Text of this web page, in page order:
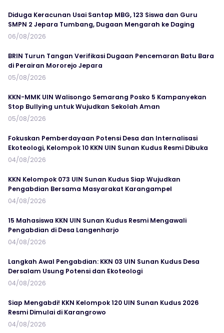
Diduga Keracunan Usai Santap MBG, 123 Siswa dan Guru
SMPN 2 Jepara Tumbang, Dugaan Mengarah ke Daging
06/08/2026
BRIN Turun Tangan Verifikasi Dugaan Pencemaran Batu Bara
di Perairan Mororejo Jepara
05/08/2026
KKN-MMK UIN Walisongo Semarang Posko 5 Kampanyekan
Stop Bullying untuk Wujudkan Sekolah Aman
05/08/2026
Fokuskan Pemberdayaan Potensi Desa dan Internalisasi
Ekoteologi, Kelompok 10 KKN UIN Sunan Kudus Resmi Dibuka
04/08/2026
KKN Kelompok 073 UIN Sunan Kudus Siap Wujudkan
Pengabdian Bersama Masyarakat Karangampel
04/08/2026
15 Mahasiswa KKN UIN Sunan Kudus Resmi Mengawali
Pengabdian di Desa Langenharjo
04/08/2026
Langkah Awal Pengabdian: KKN 03 UIN Sunan Kudus Desa
Dersalam Usung Potensi dan Ekoteologi
04/08/2026
Siap Mengabdi! KKN Kelompok 120 UIN Sunan Kudus 2026
Resmi Dimulai di Karangrowo
04/08/2026